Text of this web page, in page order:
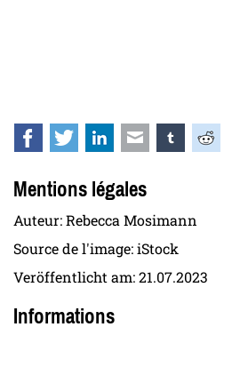
Facebook
TwitterLinkedInE-mail tumblrReddit
Mentions légales
Auteur: Rebecca Mosimann
Source de l'image: iStock
Veröffentlicht am:21.07.2023
Informations